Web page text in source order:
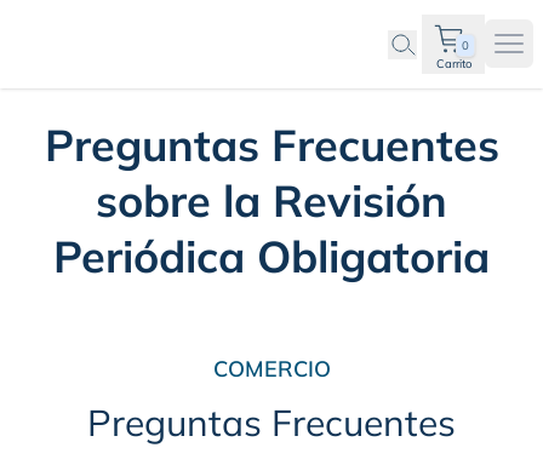
0
Carrito
Preguntas Frecuentes
sobre la Revisión
Periódica Obligatoria
COMERCIO
Preguntas Frecuentes